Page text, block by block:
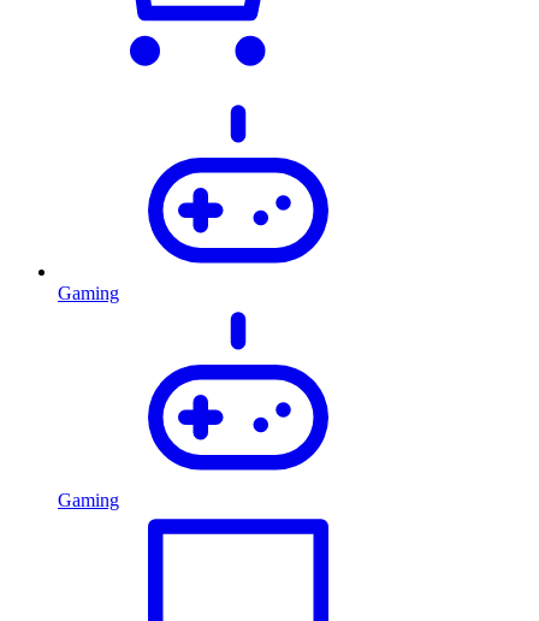
Gaming
Gaming